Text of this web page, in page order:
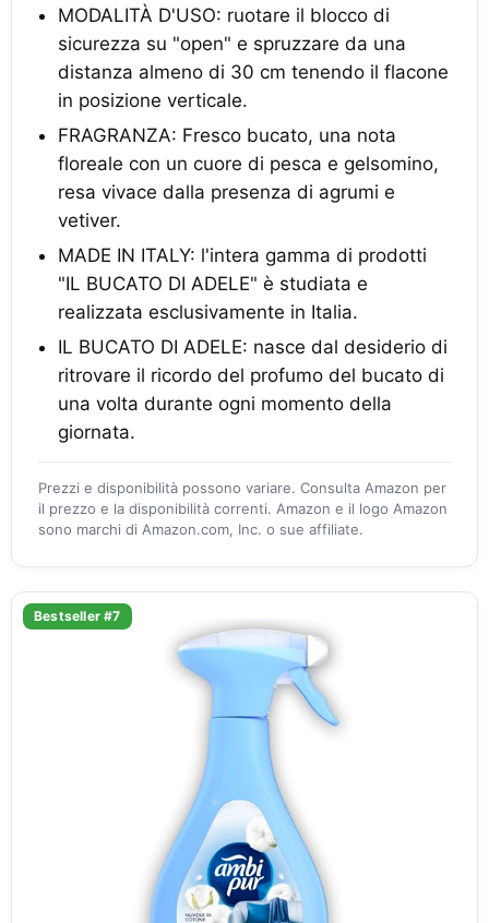
MODALITÀ D'USO: ruotare il blocco di
sicurezza su "open" e spruzzare da una
distanza almeno di 30 cm tenendo il flacone
in posizione verticale.
FRAGRANZA: Fresco bucato, una nota
floreale con un cuore di pesca e gelsomino,
resa vivace dalla presenza di agrumi e
vetiver.
MADE IN ITALY: l'intera gamma di prodotti
"IL BUCATO DI ADELE" è studiata e
realizzata esclusivamente in Italia.
IL BUCATO DI ADELE: nasce dal desiderio di
ritrovare il ricordo del profumo del bucato di
una volta durante ogni momento della
giornata.
Prezzi e disponibilità possono variare. Consulta Amazon per
il prezzo e la disponibilità correnti. Amazon e il logo Amazon
sono marchi di Amazon.com, Inc. o sue affiliate.
Bestseller #7